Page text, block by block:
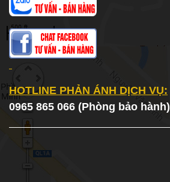
HOTLINE PHẢN ÁNH DỊCH VỤ:
0965 865 066 (Phòng bảo hành)